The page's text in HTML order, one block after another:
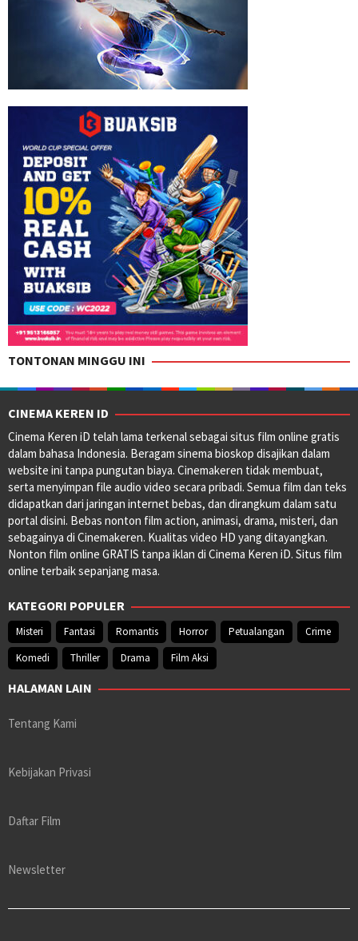
TONTONAN MINGGU INI
CINEMA KEREN ID
Cinema Keren iD telah lama terkenal sebagai situs film online gratis
dalam bahasa Indonesia. Beragam sinema bioskop disajikan dalam
website ini tanpa pungutan biaya. Cinemakeren tidak membuat,
serta menyimpan file audio video secara pribadi. Semua film dan teks
didapatkan dari jaringan internet bebas, dan dirangkum dalam satu
portal disini. Bebas nonton film action, animasi, drama, misteri, dan
sebagainya di Cinemakeren. Kualitas video HD yang ditayangkan.
Nonton film online GRATIS tanpa iklan di Cinema Keren iD. Situs film
online terbaik sepanjang masa.
KATEGORI POPULER
Misteri Fantasi Romantis Horror Petualangan
Crime
Komedi
Thriller Drama Film Aksi
HALAMAN LAIN
Tentang Kami
Kebijakan Privasi
Daftar Film
Newsletter